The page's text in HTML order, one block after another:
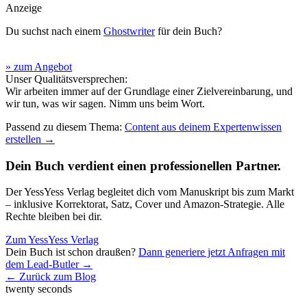
Anzeige
Du suchst nach einem Ghostwriterfür dein Buch?
» zum Angebot
Unser Qualitätsversprechen:
Wir arbeiten immer auf der Grundlage einer Zielvereinbarung, und
wir tun, was wir sagen. Nimm uns beim Wort.
Passend zu diesem Thema: Content aus deinem Expertenwissen
erstellen →
Dein Buch verdient einen professionellen Partner.
Der YessYess Verlag begleitet dich vom Manuskript bis zum Markt
– inklusive Korrektorat, Satz, Cover und Amazon-Strategie. Alle
Rechte bleiben bei dir.
Zum YessYess Verlag
Dein Buch ist schon draußen? Dann generiere jetzt Anfragen mit
dem Lead-Butler →
← Zurück zum Blog
twenty seconds